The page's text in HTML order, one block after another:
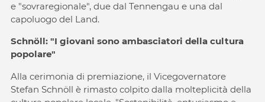
e "sovraregionale", due dal Tennengau e una dal
capoluogo del Land.
Schnöll: "I giovani sono ambasciatori della cultura
popolare"
Alla cerimonia di premiazione, il Vicegovernatore
Stefan Schnöll è rimasto colpito dalla molteplicità della